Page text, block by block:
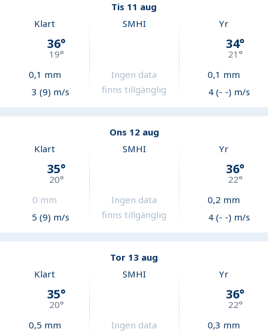
Tis 11 aug
Klart
36°
19°
0,1 mm
3 (9) m/s
SMHI
Ingen data
finns tillgänglig
Yr
34°
21°
0,1 mm
4 (- -) m/s
Ons 12 aug
Klart
35°
20°
0 mm
5 (9) m/s
SMHI
Ingen data
finns tillgänglig
Yr
36°
22°
0,2 mm
4 (- -) m/s
Tor 13 aug
Klart
35°
20°
0,5 mm
SMHI
Ingen data
Yr
36°
22°
0,3 mm